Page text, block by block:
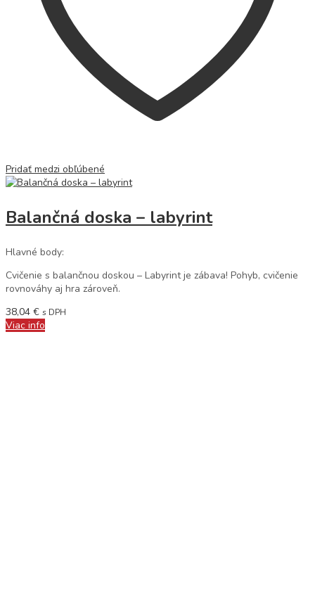
Pridať medzi obľúbené
Balančná doska – labyrint
Hlavné body:
Cvičenie s balančnou doskou – Labyrint je zábava! Pohyb, cvičenie
rovnováhy aj hra zároveň.
38,04 € s DPH
Viac info